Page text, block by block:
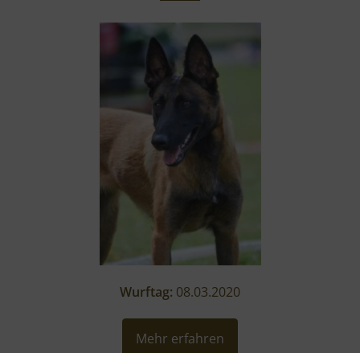
Wurftag: 08.03.2020
Mehr erfahren